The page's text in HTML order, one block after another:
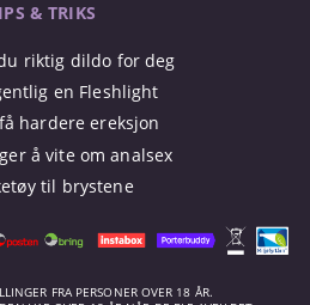
& TRIKS
riktig dildo for deg
en Fleshlight
hardere ereksjon
å vite om analsex
til brystene
FRA PERSONER OVER 18 ÅR.